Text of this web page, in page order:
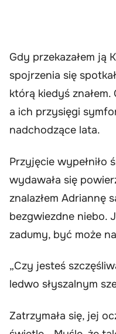
Gdy przekazałem ją
spojrzenia się
którą kiedyś znałem.
a ich przysięgi
nadchodzące lata.
Przyjęcie wypełniło
wydawała się
znalazłem Adriannę
bezgwiezdne niebo.
zadumy, być może
„Czy jesteś
ledwo słyszalnym
Zatrzymała się, jej